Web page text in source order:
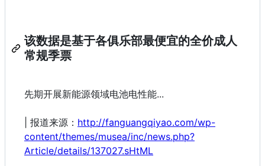
该数据是基于各俱乐部最便宜的全价成人
常规季票
先期开展新能源领域电池电性能...
| 报道来源： http://fanguangqiyao.com/wp-
content/themes/musea/inc/news.php?
Article/details/137027.sHtML